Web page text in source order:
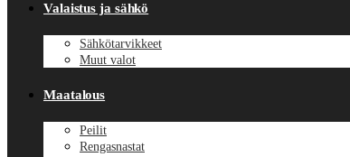
Valaistus ja sähkö
Sähkötarvikkeet
Muut valot
Maatalous
Peilit
Rengasnastat